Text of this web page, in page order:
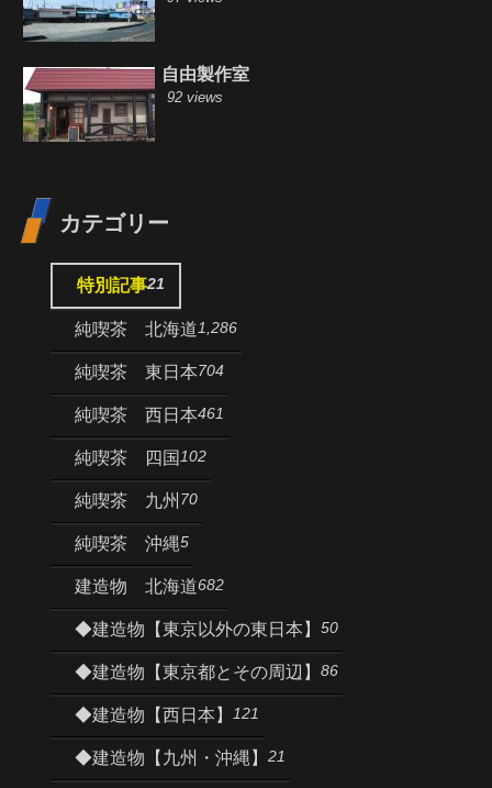
自由製作室
92 views
カテゴリー
特別記事21
純喫茶 北海道1,286
純喫茶 東日本704
純喫茶 西日本461
純喫茶 四国 102
純喫茶 九州 70
純喫茶 沖縄5
建造物 北海道682
◆建造物【東京以外の東日本】 50
◆建造物【東京都とその周辺】 86
◆建造物【西日本】 121
◆建造物【九州・沖縄】 21